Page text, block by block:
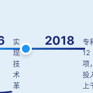
实
现
技
术
革
2018
专
12
项
投
上